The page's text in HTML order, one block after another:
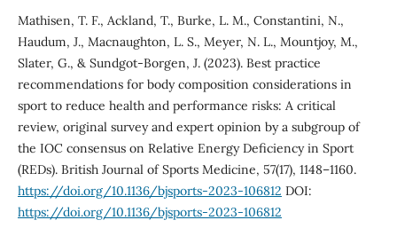
Mathisen, T. F., Ackland, T., Burke, L. M., Constantini, N.,
Haudum, J., Macnaughton, L. S., Meyer, N. L., Mountjoy, M.,
Slater, G., & Sundgot-Borgen, J. (2023). Best practice
recommendations for body composition considerations in
sport to reduce health and performance risks: A critical
review, original survey and expert opinion by a subgroup of
the IOC consensus on Relative Energy Deficiency in Sport
(REDs). British Journal of Sports Medicine, 57(17), 1148–1160.
https://doi.org/10.1136/bjsports-2023-106812 DOI:
https://doi.org/10.1136/bjsports-2023-106812